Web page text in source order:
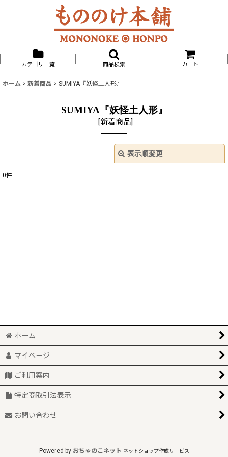
カテゴリ一覧 商品検索 カート
ホーム > 新着商品 > SUMIYA『妖怪土人形』
SUMIYA『妖怪土人形』
[新着商品]
表示順変更
0件
ホーム
マイページ
ご利用案内
特定商取引法表示
お問い合わせ
Powered by おちゃのこネット ネットショップ作成サービス